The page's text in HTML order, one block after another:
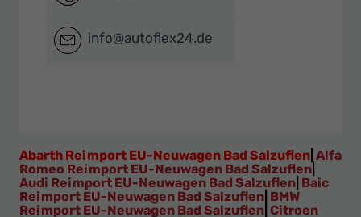
info@autoflex24.de
Abarth Reimport EU-Neuwagen Bad Salzuflen Alfa
Romeo Reimport EU-Neuwagen Bad Salzuflen
Audi Reimport EU-Neuwagen Bad Salzuflen Baic
Reimport EU-Neuwagen Bad Salzuflen BMW
Reimport EU-Neuwagen Bad Salzuflen Citroen